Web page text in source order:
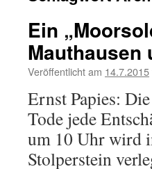
Ein
Mauthausen
Veröffentlicht am 14.7.2015
Ernst Papies:
Tode jede
um 10 Uhr wird
Stolperstein